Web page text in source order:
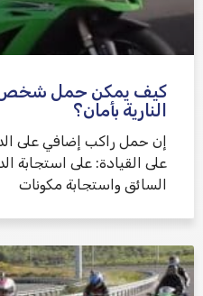
كيف يمكن حمل شخص
النارية بأمان؟
إن حمل راكب إضافي على
على القيادة: على استجابة
السائق واستجابة مكونات